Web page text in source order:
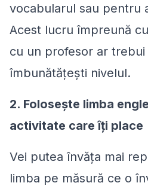
vocabularul sau pentru
Acest lucru împreună
cu un profesor ar trebui
îmbunătățești nivelul.
2. Folosește limba
activitate care îți place
Vei putea învăța mai
limba pe măsură ce o